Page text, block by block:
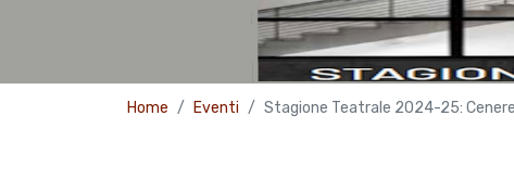
Home Eventi Stagione Teatrale 2024-25: